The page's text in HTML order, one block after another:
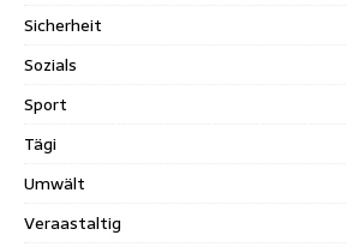
Sicherheit
Sozials
Sport
Tägi
Umwält
Veraastaltig